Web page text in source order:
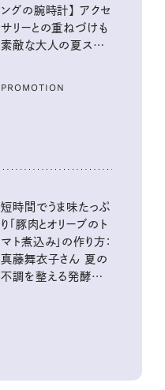
ングの腕時計】 アクセ
サリーとの重ねづけも
素敵な大人の夏スタイ
PROMOTION
短時間でうま味たっぷ
り「豚肉とオリーブのト
マト煮込み」の作り方：
真藤舞衣子さん 夏の
不調を整える発酵レ